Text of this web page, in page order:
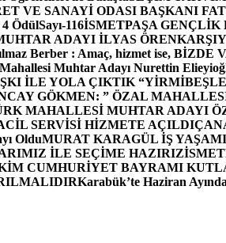
VE SANAYİ ODASI BAŞKANI
ÖdülSayı-116İSMETPAŞA
ADAYI İLYAS ÖREN
Berber : Amaç, hizmet ise, BİZDE
Mahallesi Muhtar Adayı Nurettin
İLE YOLA ÇIKTIK “
GÖKMEN: ” ÖZAL
MAHALLESİ MUHTAR ADAYI
SERVİSİ HİZMETE AÇILDI
OlduMURAT KARAGÜL İŞ
İLE SEÇİME HAZIRIZ
CUMHURİYET BAYRAMI
Karabük’te Haziran